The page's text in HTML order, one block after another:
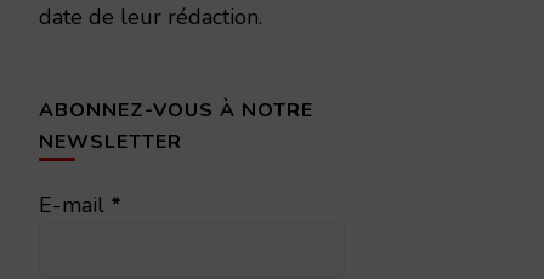
date de leur rédaction.
ABONNEZ-VOUS À NOTRE
NEWSLETTER
E-mail *